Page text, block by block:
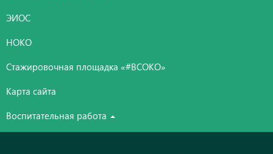
ЭИОС
НОКО
Стажировочная площадка «#ВСОКО»
Карта сайта
Воспитательная работа